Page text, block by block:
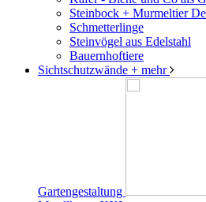
Steinbock + Murmeltier
Schmetterlinge
Steinvögel aus Edelstahl
Bauernhoftiere
Sichtschutzwände + mehr
Gartengestaltung